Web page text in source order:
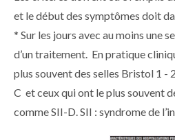
et le début des symptômes doit
* Sur les jours avec au moins une
d’un traitement. En pratique
plus souvent des selles Bristol 1 -
C et ceux qui ont le plus souvent
comme SII-D. SII : syndrome de